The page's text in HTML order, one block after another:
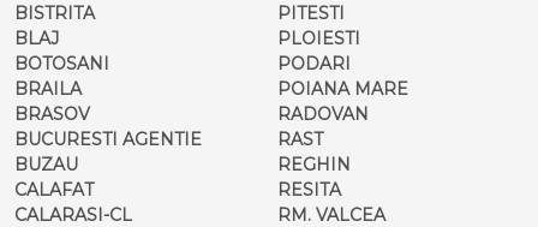
BISTRITA
BLAJ
BOTOSANI
BRAILA
BRASOV
BUCURESTI AGENTIE
BUZAU
CALAFAT
CALARASI-CL
PITESTI
PLOIESTI
PODARI
POIANA MARE
RADOVAN
RAST
REGHIN
RESITA
RM. VALCEA